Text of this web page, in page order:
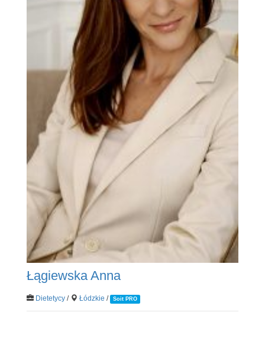
Łągiewska Anna
Dietetycy/ Łódzkie / Soit PRO